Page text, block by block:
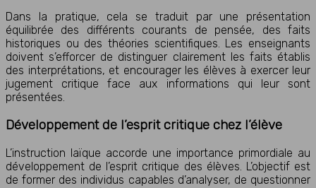
Dans la pratique, cela se traduit par une présentation
équilibrée des différents courants de pensée, des faits
historiques ou des théories scientifiques. Les enseignants
doivent s’efforcer de distinguer clairement les faits établis
des interprétations, et encourager les élèves à exercer leur
jugement critique face aux informations qui leur sont
présentées.
Développement de l’esprit critique chez l’élève
L’instruction laïque accorde une importance primordiale au
développement de l’esprit critique des élèves. L’objectif est
de former des individus capables d’analyser, de questionner